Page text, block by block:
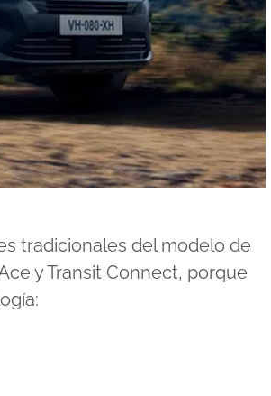
tradicionales del modelo de
y Transit Connect, porque